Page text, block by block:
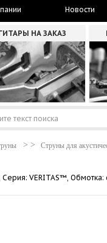
Новости
НА ЗАКАЗ
Струны для
Серия: VERITAS™,